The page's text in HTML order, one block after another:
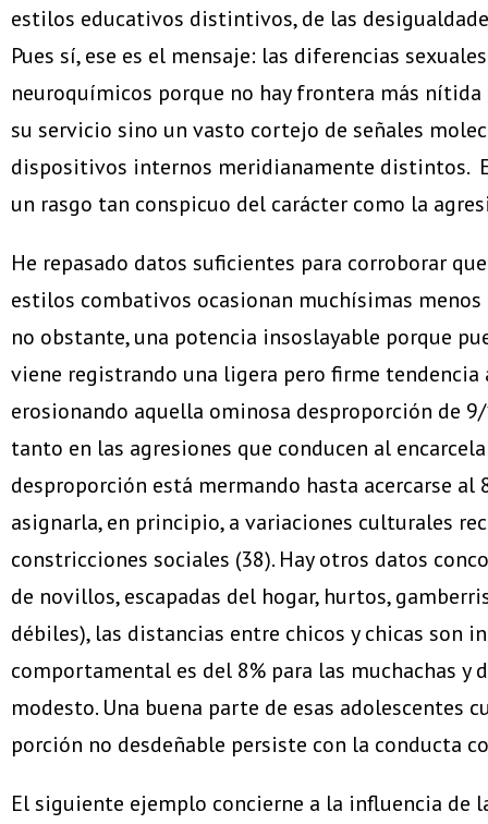
estilos educativos distintivos, de las
Pues sí, ese es el mensaje: las diferencias
neuroquímicos porque no hay frontera más
su servicio sino un vasto cortejo de señales
dispositivos internos meridianamente distintos.
un rasgo tan conspicuo del carácter como la
He repasado datos suficientes para corroborar
estilos combativos ocasionan muchísimas
no obstante, una potencia insoslayable porque
viene registrando una ligera pero firme
erosionando aquella ominosa desproporción de
tanto en las agresiones que conducen al
desproporción está mermando hasta acercarse
asignarla, en principio, a variaciones culturales
constricciones sociales (38). Hay otros datos
de novillos, escapadas del hogar, hurtos,
débiles), las distancias entre chicos y chicas son
comportamental es del 8% para las muchachas
modesto. Una buena parte de esas
porción no desdeñable persiste con la conducta
El siguiente ejemplo concierne a la influencia de